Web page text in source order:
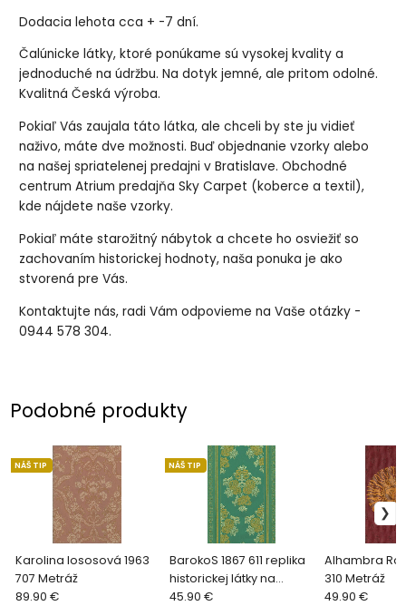
Dodacia lehota cca + -7 dní.
Čalúnicke látky, ktoré ponúkame sú vysokej kvality a
jednoduché na údržbu. Na dotyk jemné, ale pritom odolné.
Kvalitná Česká výroba.
Pokiaľ Vás zaujala táto látka, ale chceli by ste ju vidieť
naživo, máte dve možnosti. Buď objednanie vzorky alebo
na našej spriatelenej predajni v Bratislave. Obchodné
centrum Atrium predajňa Sky Carpet (koberce a textil),
kde nájdete naše vzorky.
Pokiaľ máte starožitný nábytok a chcete ho osviežiť so
zachovaním historickej hodnoty, naša ponuka je ako
stvorená pre Vás.
Kontaktujte nás, radi Vám odpovieme na Vaše otázky -
0944 578 304.
Podobné produkty
Karolina lososová 1963
707 Metráž
NÁŠ TIP
89.90 €
BarokoS 1867 611 replika
historickej látky na
čalúnenie zelená
NÁŠ TIP
45.90 €
Alhambra
310 Metráž
49.90 €